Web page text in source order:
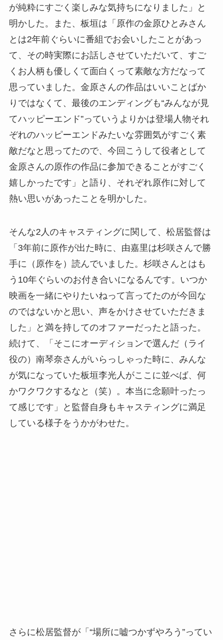
が純粋にすごく楽しみな気持ちになりました」と
明かした。また、板垣は「原作の金原ひとみさん
とは2年前ぐらいに番組でお会いしたことがあっ
て、その時実際にお話しさせていただいて、すご
くお人柄も優しくて面白くって素敵な方だなって
思っていました。金原さんの作品はいいことばか
りではなくて、最後のエンディングも“みんなが見
てハッピーエンド”っていうよりかは登場人物それ
ぞれのハッピーエンドみたいな雰囲気がすごく素
敵だなと思ってたので、今回こうして役者として
金原さんの原作の作品に参加できることがすごく
嬉しかったです」と語り、それぞれ原作に対して
熱い思いがあったことを明かした。
そんな2人のキャスティングに関して、松居監督は
「3年前に原作が出た時に、由嘉里は杉咲さんで勝
手に（原作を）読んでいました。杉咲さんとはも
う10年ぐらいのお付き合いになるんです。いつか
映画を一緒にやりたいねって言ってたのが今回な
のではないかと思い、声をかけさせていただきま
した」と満を持してのオファーだったと語った。
続けて、「そこにオーディションで選んだ（ライ
役の）南琴奈さんがいらっしゃった時に、みんな
が気になっていた板垣李光人がここに並べば、何
かワクワクするなと（笑）。本当に念願叶ったっ
て感じです」と監督自身もキャスティングに満足
している様子をうかがわせた。
さらに松居監督が「“場所に嘘つかずやろう”ってい